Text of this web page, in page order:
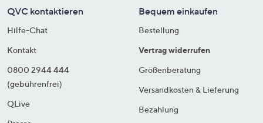
QVC kontaktieren
Hilfe-Chat
Kontakt
0800 2944 444
(gebührenfrei)
QLive
Bequem einkaufen
Bestellung
Vertrag widerrufen
Größenberatung
Versandkosten & Lieferung
Bezahlung